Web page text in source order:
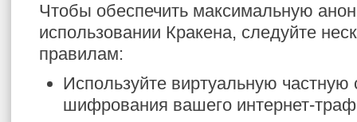
Чтобы обеспечить максимальную
использовании Кракена, следуйте
правилам:
Используйте виртуальную частную
шифрования вашего интернет-